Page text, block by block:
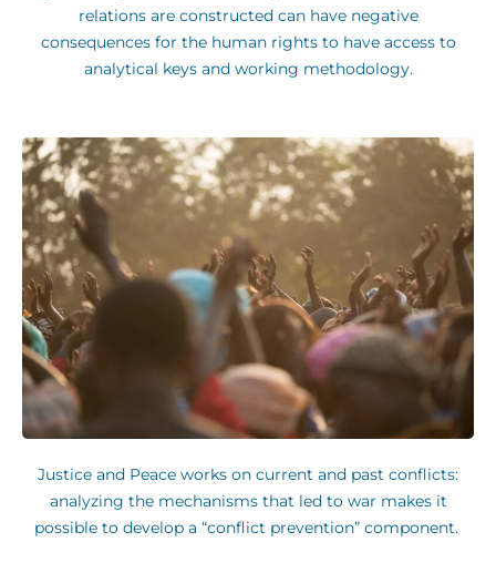
relations are constructed can have negative
consequences for the human rights to have access to
analytical keys and working methodology.
Justice and Peace works on current and past conflicts:
analyzing the mechanisms that led to war makes it
possible to develop a “conflict prevention” component.